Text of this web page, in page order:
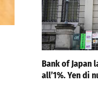
Bank of Japan
all’1%. Yen di